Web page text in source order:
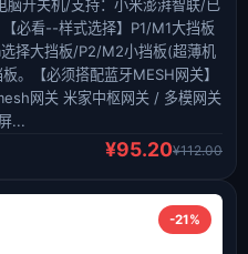
脑开关机/支持：小米澎湃智联/已
必看--样式选择】P1/M1大挡板
择大挡板/P2/M2小挡板(超薄机
。【必须搭配蓝牙MESH网关】
网关 米家中枢网关 / 多模网关
...
¥95.20¥112.00
-21%